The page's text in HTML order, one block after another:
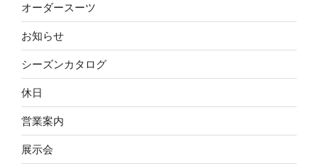
オーダースーツ
お知らせ
シーズンカタログ
休日
営業案内
展示会